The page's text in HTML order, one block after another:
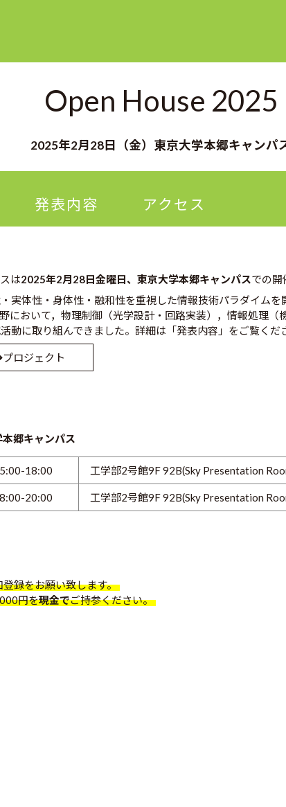
Open House 2025
2025年2月28日（金） 東京大学本郷キャンパ
発表内容 アクセス
は2025年2月28日金曜日、東京大学本郷キャンパスでの開
実体性・身体性・融和性を重視した情報技術パラダイム
において，物理制御（光学設計・回路実装），情報処理
動に取り組んできました。詳細は「発表内容」をご覧くだ
プロジェクト
郷キャンパス
18:00 工学部2号館9F 92B(Sky Presentation
20:00 工学部2号館9F 92B(Sky Presentation
録をお願い致します。
円を現金でご持参ください。